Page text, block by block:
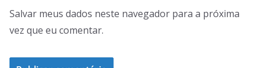
Salvar meus dados neste navegador para a próxima
vez que eu comentar.